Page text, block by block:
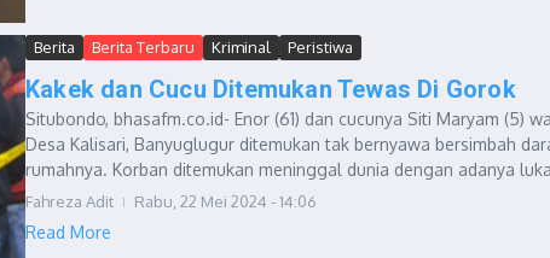
Berita Berita Terbaru Kriminal Peristiwa
Kakek dan Cucu Ditemukan Tewas Di Gorok
Situbondo, bhasafm.co.id- Enor (61) dan cucunya Siti Maryam (5)
Desa Kalisari, Banyuglugur ditemukan tak bernyawa bersimbah
rumahnya. Korban ditemukan meninggal dunia dengan adanya
Fahreza Adit Rabu, 22 Mei 2024 - 14:06
Read More